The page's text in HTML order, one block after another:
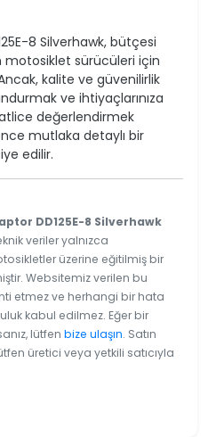
8 Silverhawk, bütçesi
motosiklet sürücüleri için
kalite ve güvenilirlik
ve ihtiyaçlarınıza
değerlendirmek
mutlaka detaylı bir
edilir.
DD125E-8 Silverhawk
veriler yalnızca
üzerine eğitilmiş bir
Websitemiz verilen bu
etmez ve herhangi bir hata
kabul edilmez. Eğer bir
lütfen bize ulaşın. Satın
üretici veya yetkili satıcıyla